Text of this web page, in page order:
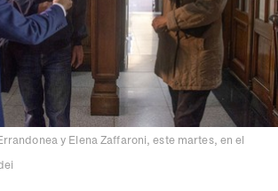
y Elena Zaffaroni, este martes, en el